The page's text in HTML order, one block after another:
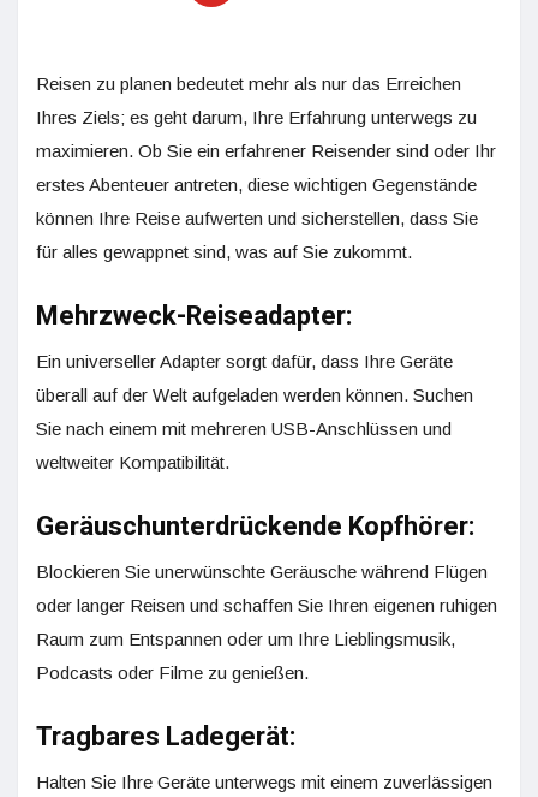
Reisen zu planen bedeutet mehr als nur das Erreichen
Ihres Ziels; es geht darum, Ihre Erfahrung unterwegs zu
maximieren. Ob Sie ein erfahrener Reisender sind oder Ihr
erstes Abenteuer antreten, diese wichtigen Gegenstände
können Ihre Reise aufwerten und sicherstellen, dass Sie
für alles gewappnet sind, was auf Sie zukommt.
Mehrzweck-Reiseadapter:
Ein universeller Adapter sorgt dafür, dass Ihre Geräte
überall auf der Welt aufgeladen werden können. Suchen
Sie nach einem mit mehreren USB-Anschlüssen und
weltweiter Kompatibilität.
Geräuschunterdrückende Kopfhörer:
Blockieren Sie unerwünschte Geräusche während Flügen
oder langer Reisen und schaffen Sie Ihren eigenen ruhigen
Raum zum Entspannen oder um Ihre Lieblingsmusik,
Podcasts oder Filme zu genießen.
Tragbares Ladegerät:
Halten Sie Ihre Geräte unterwegs mit einem zuverlässigen